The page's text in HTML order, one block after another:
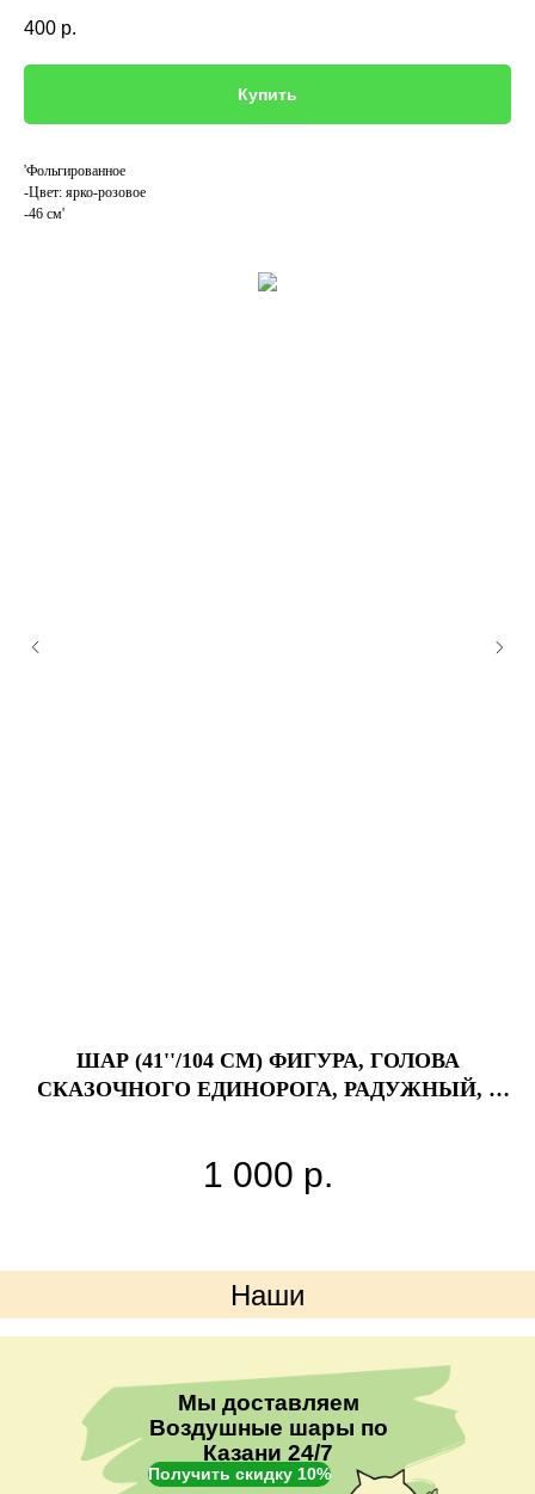
400 р.
Купить
'Фольгированное
-Цвет: ярко-розовое
-46 см'
ШАР (41''/104 СМ) ФИГУРА, ГОЛОВА
СКАЗОЧНОГО ЕДИНОРОГА, РАДУЖНЫЙ, 1
1 000 р.
Наши
преимущества
Мы доставляем
Воздушные шары по
Казани 24/7
Получить скидку 10%